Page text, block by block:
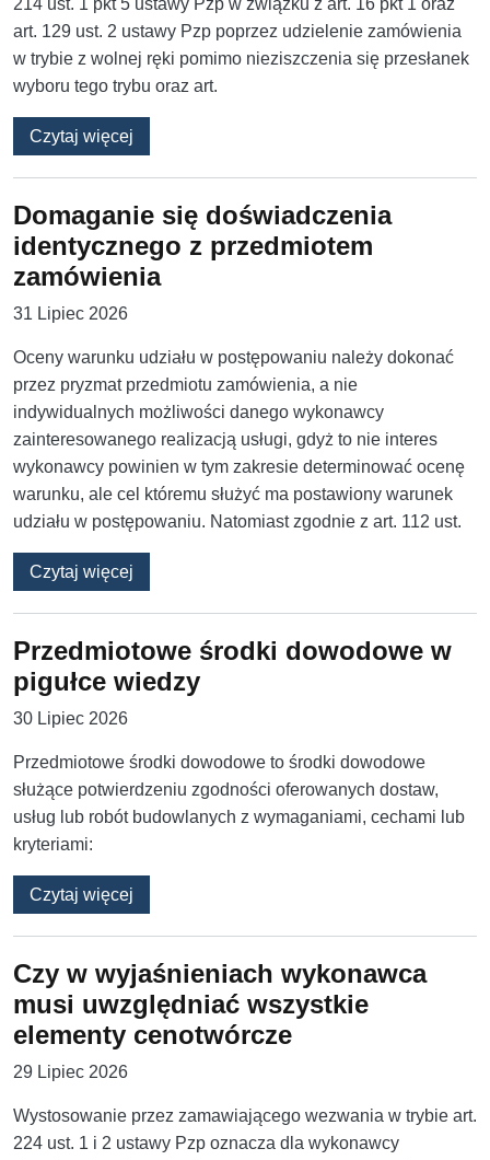
214 ust. 1 pkt 5 ustawy Pzp w związku z art. 16 pkt 1 oraz
art. 129 ust. 2 ustawy Pzp poprzez udzielenie zamówienia
w trybie z wolnej ręki pomimo nieziszczenia się przesłanek
wyboru tego trybu oraz art.
Czytaj więcej
Domaganie się doświadczenia
identycznego z przedmiotem
zamówienia
31 Lipiec 2026
Oceny warunku udziału w postępowaniu należy dokonać
przez pryzmat przedmiotu zamówienia, a nie
indywidualnych możliwości danego wykonawcy
zainteresowanego realizacją usługi, gdyż to nie interes
wykonawcy powinien w tym zakresie determinować ocenę
warunku, ale cel któremu służyć ma postawiony warunek
udziału w postępowaniu. Natomiast zgodnie z art. 112 ust.
Czytaj więcej
Przedmiotowe środki dowodowe w
pigułce wiedzy
30 Lipiec 2026
Przedmiotowe środki dowodowe to środki dowodowe
służące potwierdzeniu zgodności oferowanych dostaw,
usług lub robót budowlanych z wymaganiami, cechami lub
kryteriami:
Czytaj więcej
Czy w wyjaśnieniach wykonawca
musi uwzględniać wszystkie
elementy cenotwórcze
29 Lipiec 2026
Wystosowanie przez zamawiającego wezwania w trybie art.
224 ust. 1 i 2 ustawy Pzp oznacza dla wykonawcy